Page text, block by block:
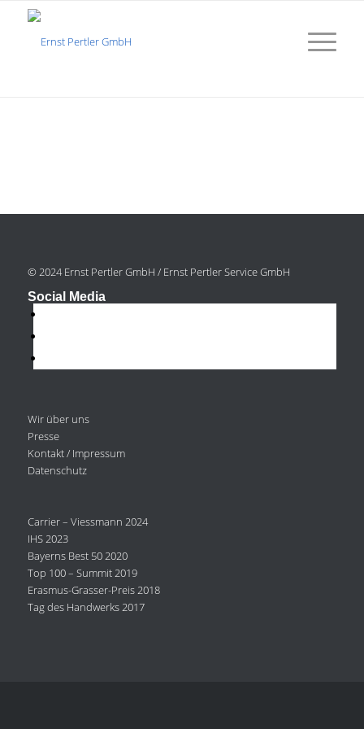
© 2024 Ernst Pertler GmbH / Ernst Pertler Service GmbH
Social Media
Wir über uns
Presse
Kontakt / Impressum
Datenschutz
Carrier – Viessmann 2024
IHS 2023
Bayerns Best 50 2020
Top 100 – Summit 2019
Erasmus-Grasser-Preis 2018
Tag des Handwerks 2017